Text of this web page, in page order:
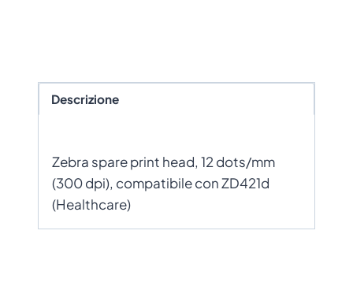
Descrizione
Zebra spare print head, 12 dots/mm
(300 dpi), compatibile con ZD421d
(Healthcare)